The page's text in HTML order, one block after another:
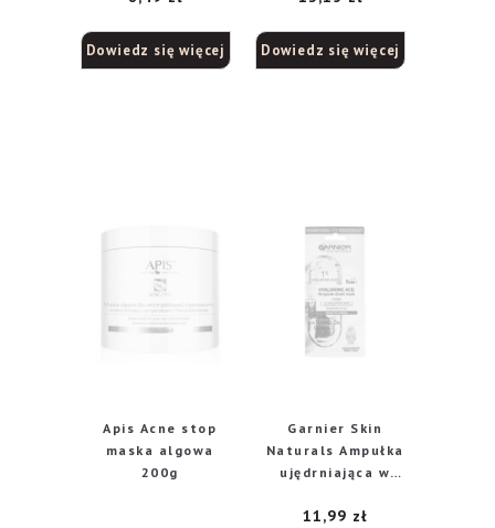
Dowiedz się więcej Dowiedz się więcej
Apis Acne stop
maska algowa
200g
Garnier Skin
Naturals Ampułka
ujędrniająca w
z 1% kwasem
11,99 zł